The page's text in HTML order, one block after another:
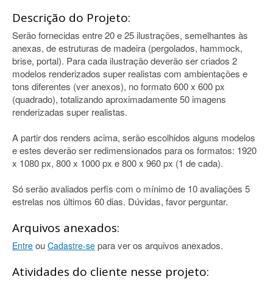
Descrição do Projeto:
Serão fornecidas entre 20 e 25 ilustrações, semelhantes às
anexas, de estruturas de madeira (pergolados, hammock,
brise, portal). Para cada ilustração deverão ser criados 2
modelos renderizados super realistas com ambientações e
tons diferentes (ver anexos), no formato 600 x 600 px
(quadrado), totalizando aproximadamente 50 imagens
renderizadas super realistas.
A partir dos renders acima, serão escolhidos alguns modelos
e estes deverão ser redimensionados para os formatos: 1920
x 1080 px, 800 x 1000 px e 800 x 960 px (1 de cada).
Só serão avaliados perfis com o mínimo de 10 avaliações 5
estrelas nos últimos 60 dias. Dúvidas, favor perguntar.
Arquivos anexados:
Entre ou Cadastre-se para ver os arquivos anexados.
Atividades do cliente nesse projeto: